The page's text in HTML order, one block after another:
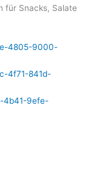
für Snacks, Salate